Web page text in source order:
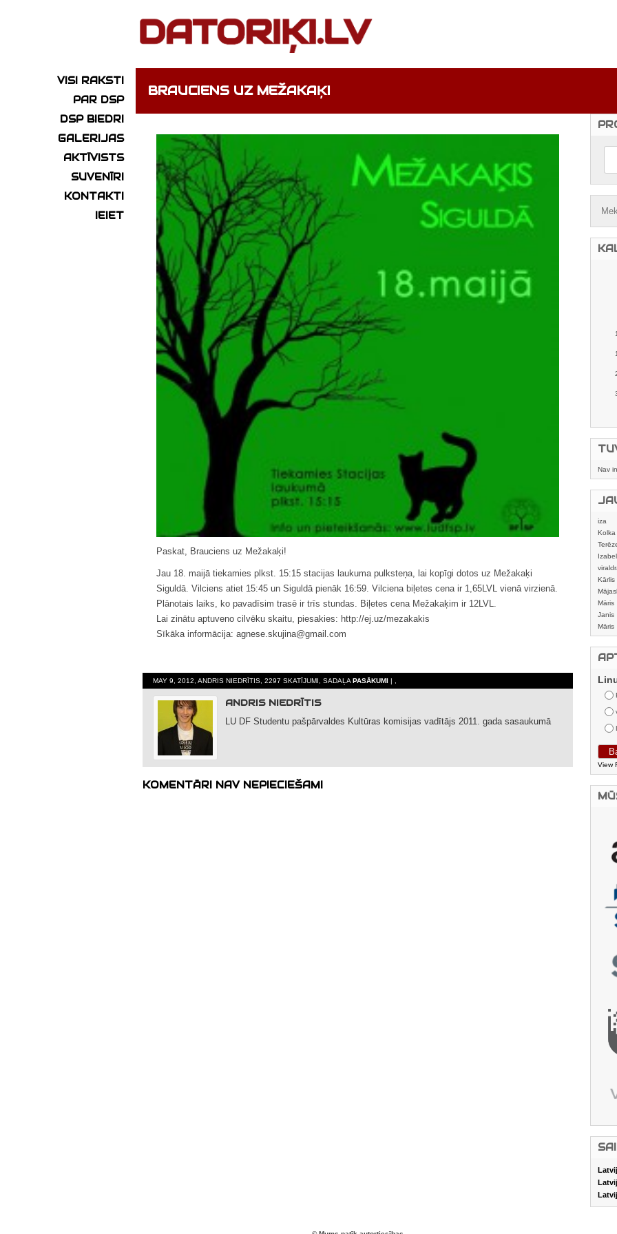
VISI RAKSTI
PAR DSP
DSP BIEDRI
GALERIJAS
AKTĪVISTS
SUVENĪRI
KONTAKTI
IEIET
BRAUCIENS UZ MEŽAKAĶI
Paskat, Brauciens uz Mežakaķi!
Jau 18. maijā tiekamies plkst. 15:15 stacijas laukuma pulksteņa, lai kopīgi dotos uz Mežakaķi
Siguldā. Vilciens atiet 15:45 un Siguldā pienāk 16:59. Vilciena biļetes cena ir 1,65LVL vienā virzienā.
Plānotais laiks, ko pavadīsim trasē ir trīs stundas. Biļetes cena Mežakaķim ir 12LVL.
Lai zinātu aptuveno cilvēku skaitu, piesakies: http://ej.uz/mezakakis
Sīkāka informācija: agnese.skujina@gmail.com
MAY 9, 2012, ANDRIS NIEDRĪTIS, 2297 SKATĪJUMI, SADAĻAPASĀKUMI | ,
ANDRIS NIEDRĪTIS
LU DF Studentu pašpārvaldes Kultūras komisijas vadītājs 2011. gada sasaukumā
KOMENTĀRI NAV NEPIECIEŠAMI
Nav
iza
Kolka
Kārlis
Māris
Janis
Māris
View